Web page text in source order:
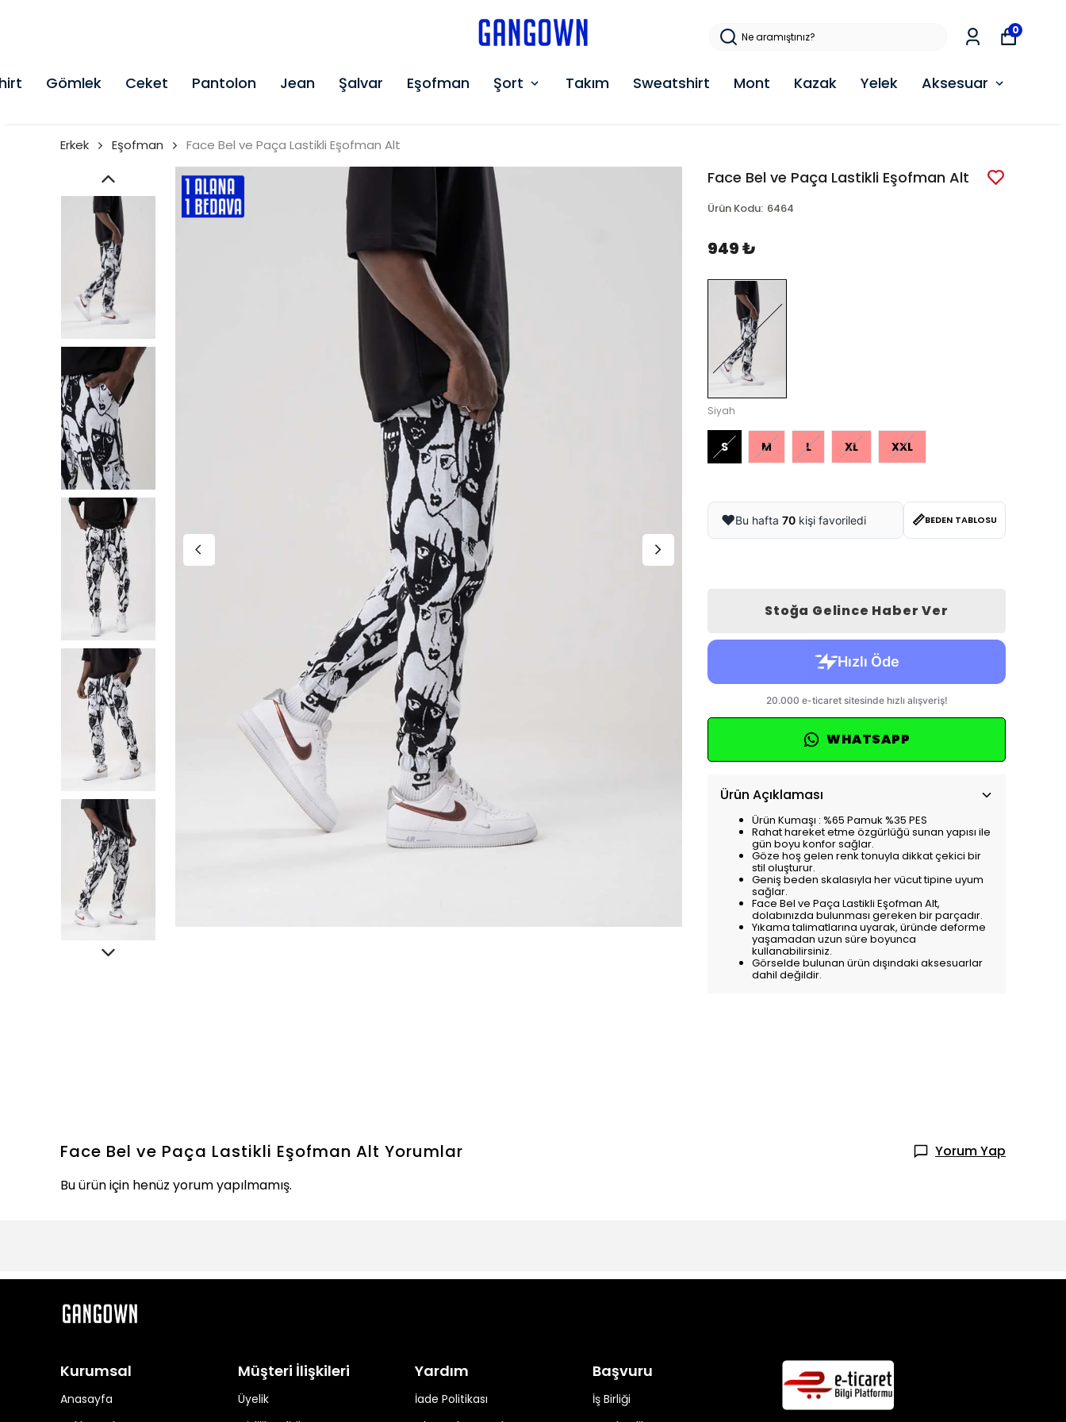
Gömlek Ceket Pantolon Jean Şalvar Eşofman Şort Takım Sweatshirt Mont Kazak Yelek Aksesuar
0
Erkek Eşofman Face Bel ve Paça Lastikli Eşofman Alt
Face Bel ve Paça Lastikli Eşofman Alt
Ürün Kodu: 6464
949 ₺
Siyah
S M L XL XXL
❤️Bu hafta 70 kişi favoriledi 📏BEDEN TABLOSU
Stoğa Gelince Haber Ver
WHATSAPP
Ürün Açıklaması
Ürün Kumaşı : %65 Pamuk %35 PES
Rahat hareket etme özgürlüğü sunan yapısı ile
gün boyu konfor sağlar.
Göze hoş gelen renk tonuyla dikkat çekici bir
stil oluşturur.
Geniş beden skalasıyla her vücut tipine uyum
sağlar.
Face Bel ve Paça Lastikli Eşofman Alt,
dolabınızda bulunması gereken bir parçadır.
Yıkama talimatlarına uyarak, üründe deforme
yaşamadan uzun süre boyunca
kullanabilirsiniz.
Görselde bulunan ürün dışındaki aksesuarlar
dahil değildir.
Face Bel ve Paça Lastikli Eşofman Alt Yorumlar
Yorum Yap
Bu ürün için henüz yorum yapılmamış.
Kurumsal
Anasayfa
Müşteri İlişkileri
Üyelik
Yardım
İade Politikası
Başvuru
İş Birliği